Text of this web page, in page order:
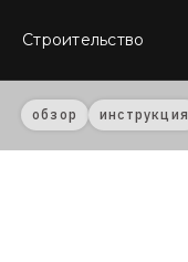
Строительство
обзор инструкция